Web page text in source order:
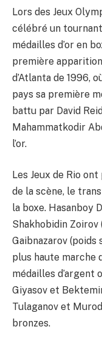
Lors des Jeux
célébré un
médailles d’or en
première apparition
d’Atlanta de 1996,
pays sa première
battu par David
Mahammatkodir
l’or.
Les Jeux de Rio
de la scène, le
la boxe. Hasanboy
Shakhobidin Zoirov
Gaibnazarov
plus haute marche
médailles d’argent
Giyasov et
Tulaganov et
bronzes.